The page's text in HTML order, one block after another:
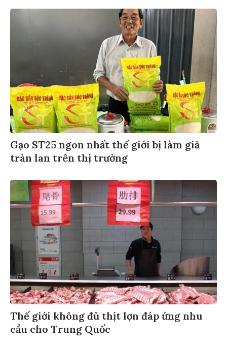
Gạo ST25 ngon nhất thế giới bị làm giả
tràn lan trên thị trường
Thế giới không đủ thịt lợn đáp ứng nhu
cầu cho Trung Quốc